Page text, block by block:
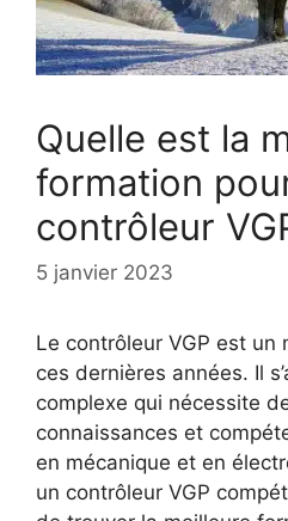
Quelle est la
formation
contrôleur
5 janvier 2023
Le contrôleur VGP est un
ces dernières années. Il
complexe qui nécessite
connaissances et
en mécanique et en
un contrôleur VGP